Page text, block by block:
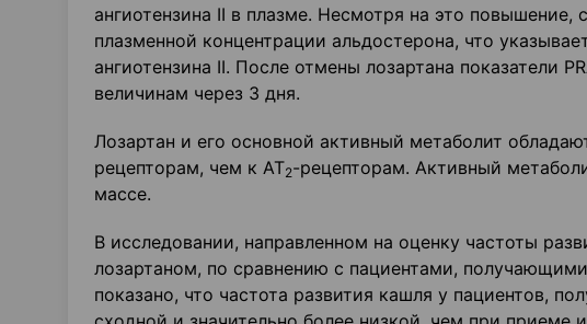
ангиотензина II в плазме. Несмотря на это
плазменной концентрации альдостерона, что
ангиотензина II. После отмены лозартана показатели
величинам через 3 дня.
Лозартан и его основной активный метаболит
рецепторам, чем к АТ2-рецепторам. Активный
массе.
В исследовании, направленном на оценку частоты
лозартаном, по сравнению с пациентами,
показано, что частота развития кашля у пациентов,